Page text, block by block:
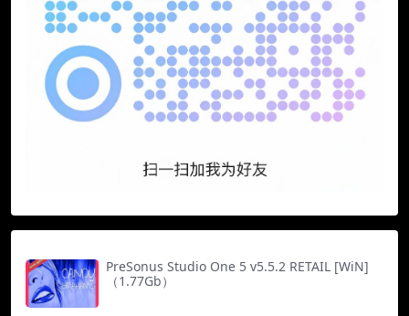
PreSonus Studio One 5 v5.5.2 RETAIL [WiN]
（1.77Gb）